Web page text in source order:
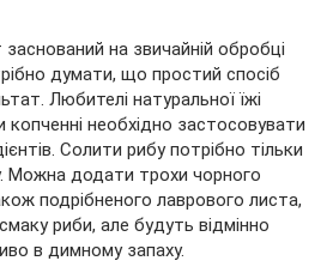
на звичайній обробці
думати, що простий спосіб
Любителі натуральної їжі
необхідно застосовувати
Солити рибу потрібно тільки
Можна додати трохи чорного
подрібненого лаврового листа,
смаку риби, але будуть відмінно
в димному запаху.